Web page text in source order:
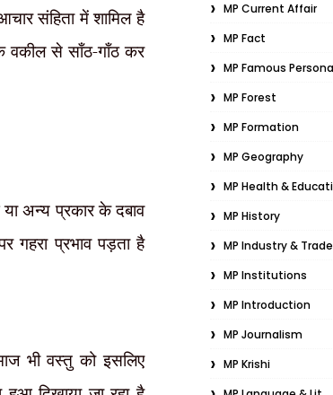
संहिता में शामिल है
वकील से साँठ-गाँठ कर
अन्य प्रकार के दबाव
गहरा प्रभाव पड़ता है
भी वस्तु को इसलिए
MP Current Affair
MP Fact
MP Famous
MP Forest
MP Formation
MP Geography
MP Health &
MP History
MP Industry & Trade
MP Institutions
MP Introduction
MP Journalism
MP Krishi